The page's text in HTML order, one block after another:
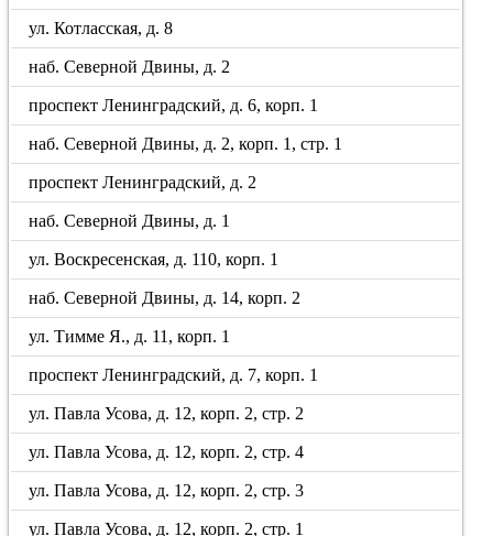
ул. Котласская, д. 8
наб. Северной Двины, д. 2
проспект Ленинградский, д. 6, корп. 1
наб. Северной Двины, д. 2, корп. 1, стр. 1
проспект Ленинградский, д. 2
наб. Северной Двины, д. 1
ул. Воскресенская, д. 110, корп. 1
наб. Северной Двины, д. 14, корп. 2
ул. Тимме Я., д. 11, корп. 1
проспект Ленинградский, д. 7, корп. 1
ул. Павла Усова, д. 12, корп. 2, стр. 2
ул. Павла Усова, д. 12, корп. 2, стр. 4
ул. Павла Усова, д. 12, корп. 2, стр. 3
ул. Павла Усова, д. 12, корп. 2, стр. 1